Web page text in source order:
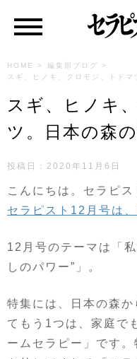
HOME > 編集部ブログ
>
スギ、ヒノキ、クロモジ、トドマ
スギ、ヒノキ
ツ。日本の森
投稿日： 2020年11月6日
こんにちは。セラピ
セラピスト12月号は
12月号のテーマは「
しのパワー”」。
特集には、日本の森
てもう1つは、家庭で
ームセラピー」です